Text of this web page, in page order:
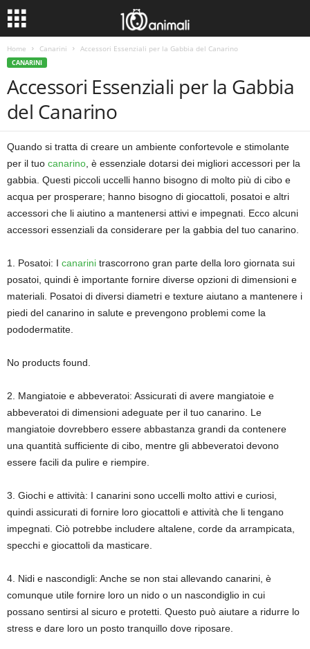
Home Canarini Accessori Essenziali per la Gabbia del Canarino
CANARINI
Accessori Essenziali per la Gabbia
del Canarino
Quando si tratta di creare un ambiente confortevole e stimolante
per il tuo canarino , è essenziale dotarsi dei migliori accessori per la
gabbia. Questi piccoli uccelli hanno bisogno di molto più di cibo e
acqua per prosperare; hanno bisogno di giocattoli, posatoi e altri
accessori che li aiutino a mantenersi attivi e impegnati. Ecco alcuni
accessori essenziali da considerare per la gabbia del tuo canarino.
1. Posatoi: I canarini trascorrono gran parte della loro giornata sui
posatoi, quindi è importante fornire diverse opzioni di dimensioni e
materiali. Posatoi di diversi diametri e texture aiutano a mantenere i
piedi del canarino in salute e prevengono problemi come la
pododermatite.
No products found.
2. Mangiatoie e abbeveratoi: Assicurati di avere mangiatoie e
abbeveratoi di dimensioni adeguate per il tuo canarino. Le
mangiatoie dovrebbero essere abbastanza grandi da contenere
una quantità sufficiente di cibo, mentre gli abbeveratoi devono
essere facili da pulire e riempire.
3. Giochi e attività: I canarini sono uccelli molto attivi e curiosi,
quindi assicurati di fornire loro giocattoli e attività che li tengano
impegnati. Ciò potrebbe includere altalene, corde da arrampicata,
specchi e giocattoli da masticare.
4. Nidi e nascondigli: Anche se non stai allevando canarini, è
comunque utile fornire loro un nido o un nascondiglio in cui
possano sentirsi al sicuro e protetti. Questo può aiutare a ridurre lo
stress e dare loro un posto tranquillo dove riposare.